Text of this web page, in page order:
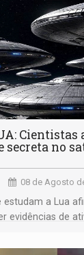
secreta no
08 de Agosto
a Lua
evidências de